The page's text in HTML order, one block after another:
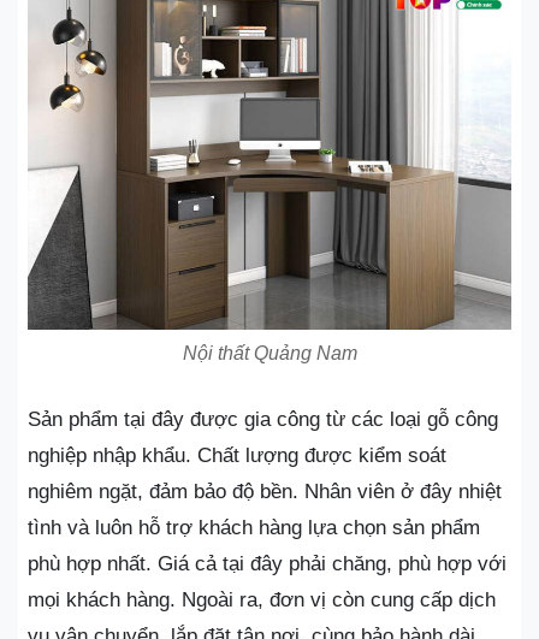
Nội thất Quảng Nam
Sản phẩm tại đây được gia công từ các loại gỗ công
nghiệp nhập khẩu. Chất lượng được kiểm soát
nghiêm ngặt, đảm bảo độ bền. Nhân viên ở đây nhiệt
tình và luôn hỗ trợ khách hàng lựa chọn sản phẩm
phù hợp nhất. Giá cả tại đây phải chăng, phù hợp với
mọi khách hàng. Ngoài ra, đơn vị còn cung cấp dịch